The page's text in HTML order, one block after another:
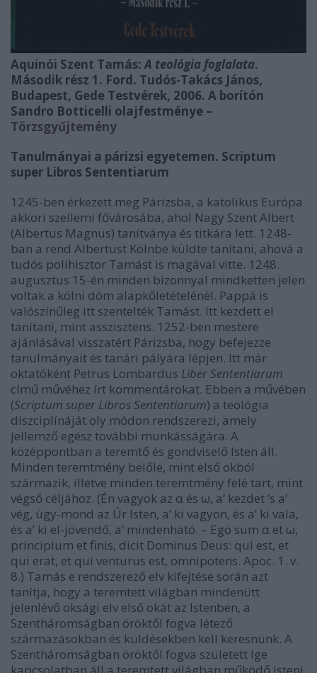
Aquinói Szent Tamás:A teológia foglalata.
Második rész 1. Ford. Tudós-Takács János,
Budapest, Gede Testvérek, 2006. A borítón
Sandro Botticelli olajfestménye –
Törzsgyűjtemény
Tanulmányai a párizsi egyetemen. Scriptum
super Libros Sententiarum
1245-ben érkezett meg Párizsba, a katolikus Európa
akkori szellemi fővárosába, ahol Nagy Szent Albert
(Albertus Magnus) tanítványa és titkára lett. 1248-
ban a rend Albertust Kölnbe küldte tanítani, ahová a
tudós polihisztor Tamást is magával vitte. 1248.
augusztus 15-én minden bizonnyal mindketten jelen
voltak a kölni dóm alapkőletételénél. Pappá is
valószínűleg itt szentelték Tamást. Itt kezdett el
tanítani, mint asszisztens. 1252-ben mestere
ajánlásával visszatért Párizsba, hogy befejezze
tanulmányait és tanári pályára lépjen. Itt már
oktatóként Petrus Lombardus Liber Sententiarum
című művéhez írt kommentárokat. Ebben a művében
(Scriptum super Libros Sententiarum) a teológia
diszciplínáját oly módon rendszerezi, amely
jellemző egész további munkásságára. A
középpontban a teremtő és gondviselő Isten áll.
Minden teremtmény belőle, mint első okból
származik, illetve minden teremtmény felé tart, mint
végső céljához. (Én vagyok az α és ω, a’ kezdet ’s a’
vég, úgy-mond az Úr Isten, a’ ki vagyon, és a’ ki vala,
és a’ ki el-jövendő, a’ mindenható. – Ego sum α et ω,
principium et finis, dicit Dominus Deus: qui est, et
qui erat, et qui venturus est, omnipotens. Apoc. 1. v.
8.) Tamás e rendszerező elv kifejtése során azt
tanítja, hogy a teremtett világban mindenütt
jelenlévő oksági elv első okát az Istenben, a
Szentháromságban öröktől fogva létező
származásokban és küldésekben kell keresnünk. A
Szentháromságban öröktől fogva született Ige